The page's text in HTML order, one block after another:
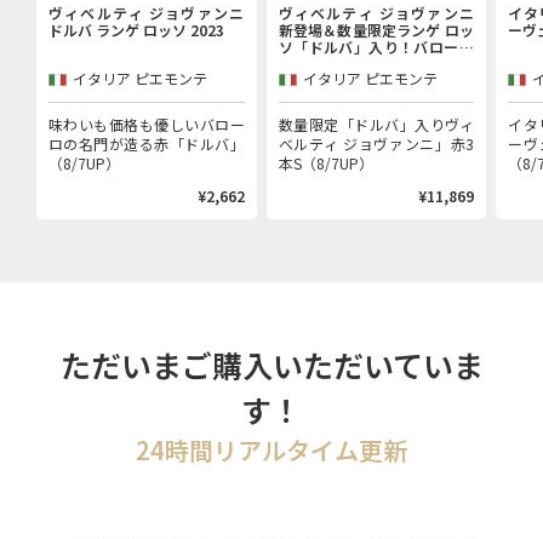
ヴィベルティ ジョヴァンニ
ドルバ ランゲ ロッソ 2023
イタリア ピエモンテ
味わいも価格も優しいバロー
ロの名門が造る赤「ドルバ」
（8/7UP）
¥2,662
ヴィベルティ ジョヴァンニ
新登場＆数量限定ランゲ ロッ
ソ「ドルバ」入り！バローロ
産者「ヴィベルティ ジョヴァ
ンニ」赤3本セット
イタリア ピエモンテ
数量限定「ドルバ」入りヴィ
ベルティ ジョヴァンニ」赤3
本S（8/7UP）
¥11,869
イタ
ーヴ
イタ
ー
（
ただいまご購入いただいていま
す！
24時間リアルタイム更新